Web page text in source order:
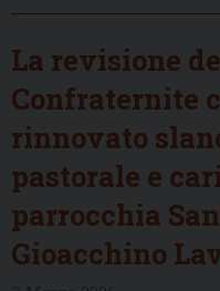
La revisione
Confraternite
rinnovato
pastorale e
parrocchia
Gioacchino